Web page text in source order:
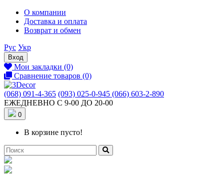
О компании
Доставка и оплата
Возврат и обмен
Рус Укр
Вход
Мои закладки (0)
Сравнение товаров (0)
(068) 091-4-365 (093) 025-0-945 (066) 603-2-890
ЕЖЕДНЕВНО С 9-00 ДО 20-00
0
В корзине пусто!